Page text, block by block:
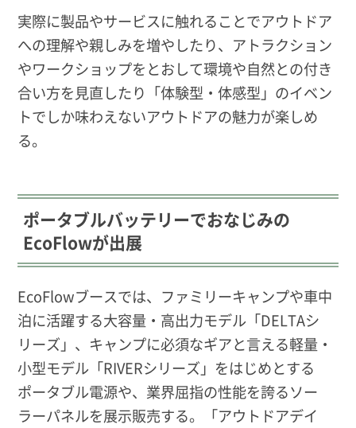
実際に製品やサービスに触れることでアウトドア
への理解や親しみを増やしたり、アトラクション
やワークショップをとおして環境や自然との付き
合い方を見直したり「体験型・体感型」のイベン
トでしか味わえないアウトドアの魅力が楽しめ
る。
ポータブルバッテリーでおなじみの
EcoFlowが出展
EcoFlowブースでは、ファミリーキャンプや車中
泊に活躍する大容量・高出力モデル「DELTAシ
リーズ」、キャンプに必須なギアと言える軽量・
小型モデル「RIVERシリーズ」をはじめとする
ポータブル電源や、業界屈指の性能を誇るソー
ラーパネルを展示販売する。「アウトドアデイ